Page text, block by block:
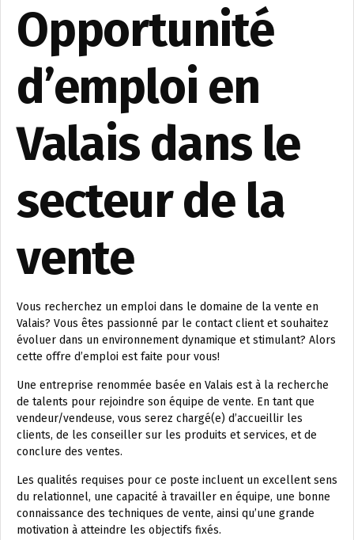
Opportunité
d’emploi en
Valais dans le
secteur de la
vente
Vous recherchez un emploi dans le domaine de la vente en
Valais? Vous êtes passionné par le contact client et souhaitez
évoluer dans un environnement dynamique et stimulant? Alors
cette offre d’emploi est faite pour vous!
Une entreprise renommée basée en Valais est à la recherche
de talents pour rejoindre son équipe de vente. En tant que
vendeur/vendeuse, vous serez chargé(e) d’accueillir les
clients, de les conseiller sur les produits et services, et de
conclure des ventes.
Les qualités requises pour ce poste incluent un excellent sens
du relationnel, une capacité à travailler en équipe, une bonne
connaissance des techniques de vente, ainsi qu’une grande
motivation à atteindre les objectifs fixés.